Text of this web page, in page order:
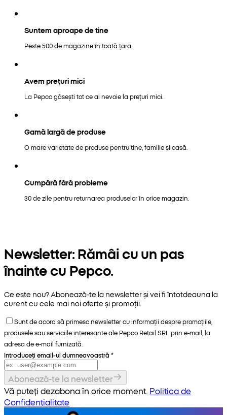
Suntem aproape de tine
Peste 500 de magazine în toată țara.
Avem prețuri mici
La Pepco găsești tot ce ai nevoie la prețuri mici.
Gamă largă de produse
O mare varietate de produse pentru tine, familie și casă.
Cumpără fără probleme
30 de zile pentru returnarea produselor în orice magazin.
Newsletter: Rămâi cu un pas
înainte cu Pepco.
Ce este nou? Abonează-te la newsletter și vei fi întotdeauna la
curent cu cele mai noi oferte și promoții.
Sunt de acord să primesc newsletter cu informații despre promoțiile,
produsele sau serviciile interesante ale Pepco Retail SRL prin e-mail, la
adresa de e-mail furnizată.
Introduceți email-ul dumneavoastră *
Abonează-te la newsletter
Vă puteți dezabona în orice moment. Politica de
Confidențialitate